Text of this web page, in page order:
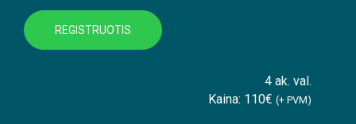
REGISTRUOTIS
4 ak. val.
Kaina: 110€ (+ PVM)